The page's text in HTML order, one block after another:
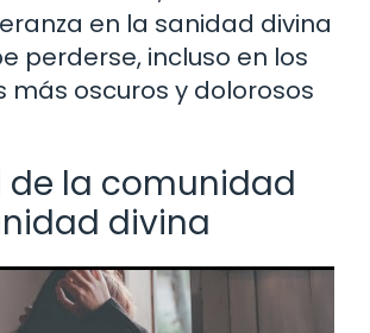
en la sanidad divina
perderse, incluso en los
más oscuros y dolorosos
de la comunidad
divina